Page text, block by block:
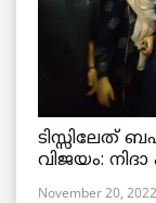
ടിസ്സിലേത്
വിജയം:
November 20, 2022